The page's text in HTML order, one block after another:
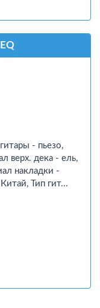
- пьезо,
верх. дека - ель,
накладки -
Тип гит...